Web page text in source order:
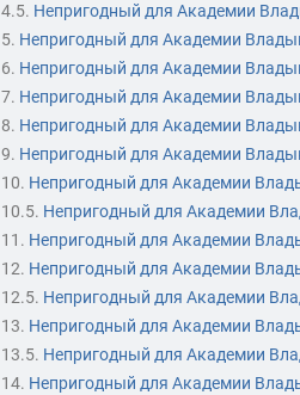
4.5. Непригодный для Академии
5. Непригодный для Академии
6. Непригодный для Академии
7. Непригодный для Академии
8. Непригодный для Академии
9. Непригодный для Академии
10. Непригодный для Академии
10.5. Непригодный для Академии
11. Непригодный для Академии
12. Непригодный для Академии
12.5. Непригодный для Академии
13. Непригодный для Академии
13.5. Непригодный для Академии
14. Непригодный для Академии